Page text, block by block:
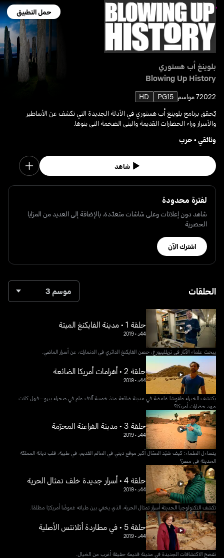
حمل التطبيق
بلوينغ أب هستوري
Blowing Up History
20227 مواسم PG15
HD
يٌحقق برنامج بلوينغ أب هستوري في الأدلة الجديدة التي تكشف عن الأساطير
والأسرار وراء الحضارات القديمة والبنى الضخمة التي بنوها.
وثائقي • حرب
شاهد
لفترة محدودة
شاهد دون إعلانات وعلى شاشات متعدّدة، بالإضافة إلى العديد من المزايا
الحصرية
اشترك الآن
الحلقات موسم 3
حلقة 1 • مدينة الفايكنغ الميتة
44د •
2019
يبحث علماء الآثار في تريلليبورغ، حصن الفايكنغ الدائري في الدنمارك، عن أسرار الماضي.
حلقة 2 • أهرامات أمريكا الضائعة
44د •
2019
يكتشف الخبراء طقوسًا غامضة في مدينة ضائعة منذ خمسة آلاف عام في صحراء بيرو—فهل كانت
مهد حضارات أمريكا؟
حلقة 3 • مدينة الفراعنة المحرّمة
44د •
2019
يتساءل العلماء: كيف شيّد العمّال أكبر موقع ديني في العالم القديم، في طيبة، قلب ديانة المملكة
الحديثة في مصر؟
حلقة 4 • أسرار جديدة خلف تمثال الحرية
44د •
2019
تكشف التكنولوجيا الحديثة أسرار تمثال الحرية، الذي يخفي بين طياته غموضًا أمريكيًا مظلمًا.
حلقة 5 • في مطاردة أتلانتس الأصلية
44د •
2019
تفضح الاكتشافات الجديدة في مدينة قديمة حقيقة أغرب من الخيال.